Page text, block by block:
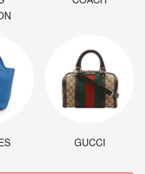
GUCCI